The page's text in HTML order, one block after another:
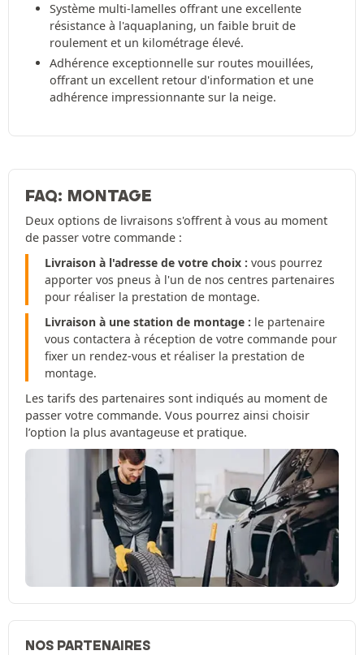
Système multi-lamelles offrant une excellente
résistance à l'aquaplaning, un faible bruit de
roulement et un kilométrage élevé.
Adhérence exceptionnelle sur routes mouillées,
offrant un excellent retour d'information et une
adhérence impressionnante sur la neige.
FAQ: MONTAGE
Deux options de livraisons s'offrent à vous au moment
de passer votre commande :
Livraison à l'adresse de votre choix : vous pourrez
apporter vos pneus à l'un de nos centres partenaires
pour réaliser la prestation de montage.
Livraison à une station de montage : le partenaire
vous contactera à réception de votre commande pour
fixer un rendez-vous et réaliser la prestation de
montage.
Les tarifs des partenaires sont indiqués au moment de
passer votre commande. Vous pourrez ainsi choisir
l’option la plus avantageuse et pratique.
NOS PARTENAIRES